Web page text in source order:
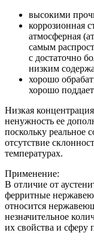
высокими
коррозионная
атмосферная
самым
с достаточно
низким
хорошо
хорошо
Низкая
ненужность ее
поскольку реальное
отсутствие
температурах.
Применение:
В отличие от
ферритные
относится
незначительное
их свойства и сферу